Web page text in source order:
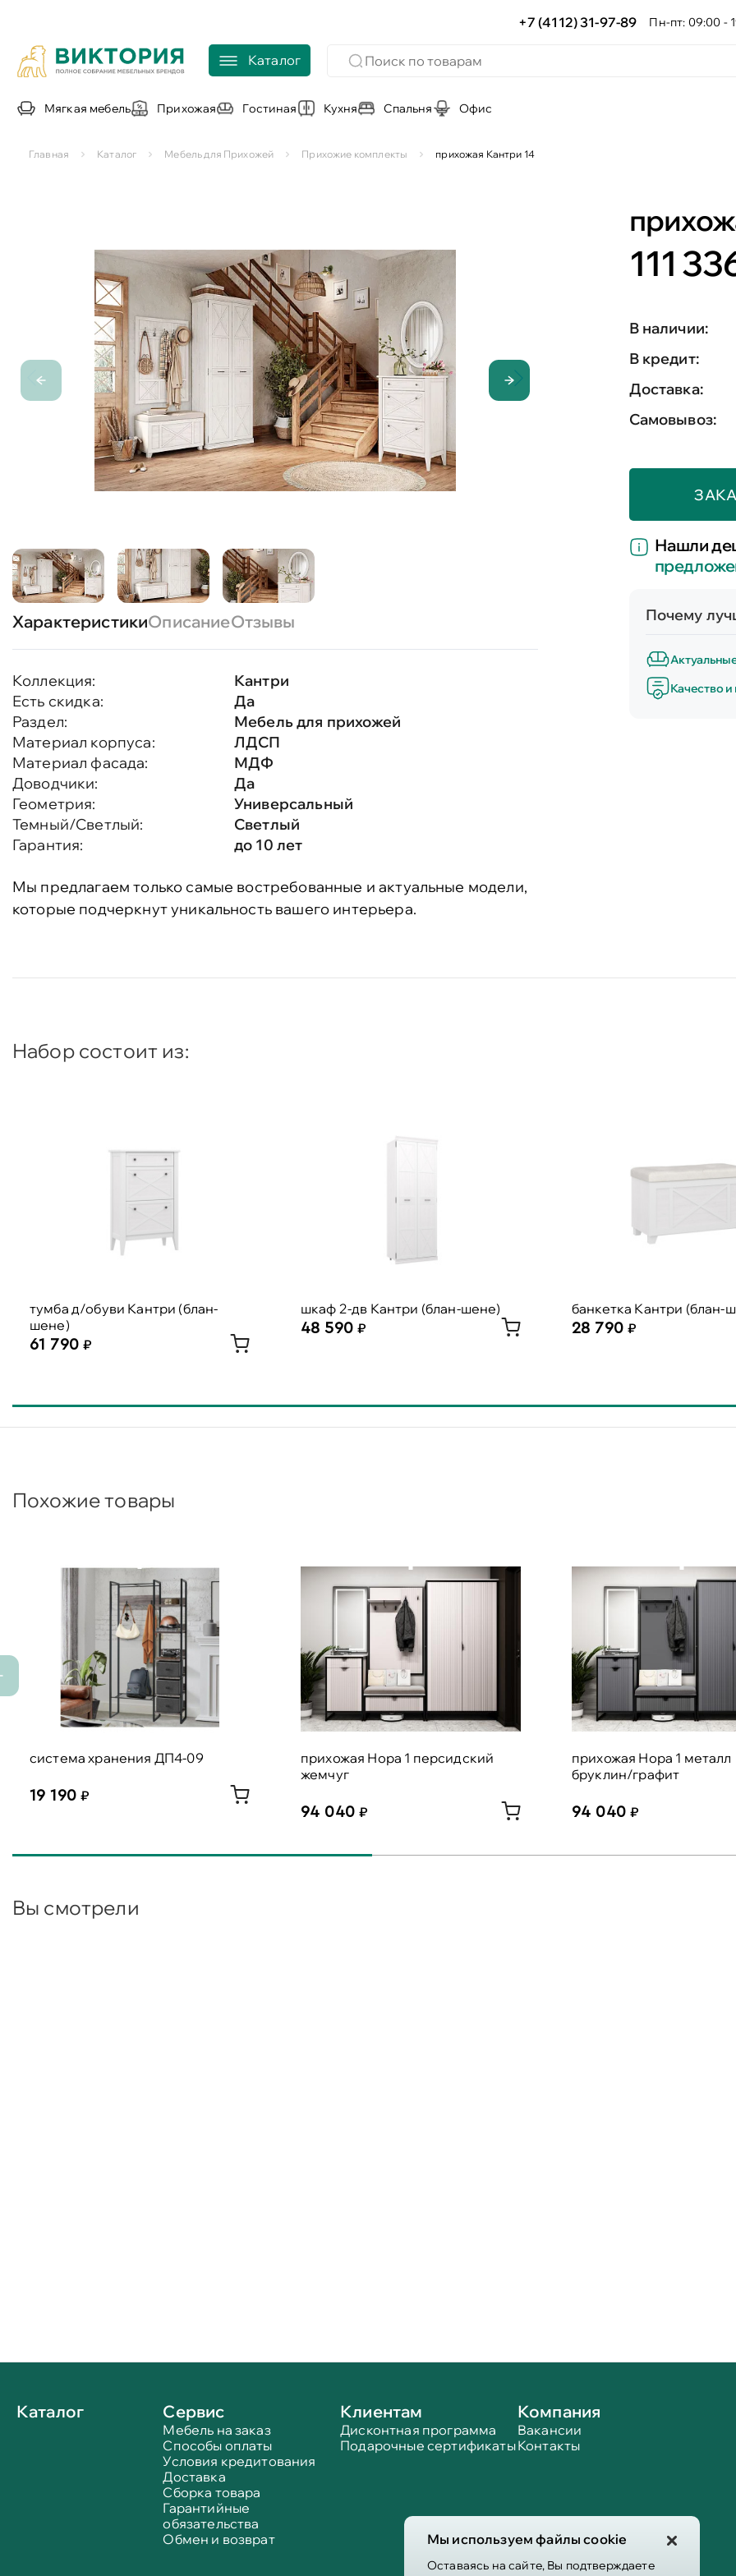
+7 (4112) 31-97-89 Пн-пт: 09:00 -
Каталог
Мягкая мебель Прихожая Гостиная Кухня Спальня Офис
Мы используем файлы cookie
Оставаясь на сайте, Вы подтверждаете
Главная Каталог Мебель для Прихожей Прихожие комплекты прихожая Кантри 14
ХарактеристикиОписаниеОтзывы
Коллекция:
Кантри
Есть скидка:
Да
Раздел:
Мебель для прихожей
Материал корпуса:
ЛДСП
Материал фасада:
МДФ
Доводчики:
Да
Геометрия:
Универсальный
Темный/Светлый:
Светлый
Гарантия:
до 10 лет
Мы предлагаем только самые востребованные и актуальные модели,
которые подчеркнут уникальность вашего интерьера.
111
В наличии:
В кредит:
Доставка:
Самовывоз:
Нашли
Почему
Качество
Набор состоит из:
тумба д/обуви Кантри (блан-
шене)
61 790
шкаф 2-дв Кантри (блан-шене)
48 590
банкетка Кантри (блан-
28 790
Похожие товары
система хранения ДП4-09
19 190
прихожая Нора 1 персидский
жемчуг
94 040
прихожая Нора 1 металл
бруклин/графит
94 040
Вы смотрели
Каталог Сервис
Мебель на заказ
Способы оплаты
Условия кредитования
Доставка
Сборка товара
Гарантийные
обязательства
Обмен и возврат
Клиентам
Дисконтная программа
Подарочные сертификаты
Компания
Вакансии
Контакты